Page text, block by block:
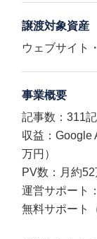
譲渡対象資産
ウェブサイト
事業概要
記事数：311
収益：Google
万円）
PV数：月約
運営サポート
無料サポート